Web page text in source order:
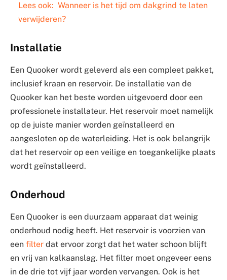
Lees ook: Wanneer is het tijd om dakgrind te laten
verwijderen?
Installatie
Een Quooker wordt geleverd als een compleet pakket,
inclusief kraan en reservoir. De installatie van de
Quooker kan het beste worden uitgevoerd door een
professionele installateur. Het reservoir moet namelijk
op de juiste manier worden geïnstalleerd en
aangesloten op de waterleiding. Het is ook belangrijk
dat het reservoir op een veilige en toegankelijke plaats
wordt geïnstalleerd.
Onderhoud
Een Quooker is een duurzaam apparaat dat weinig
onderhoud nodig heeft. Het reservoir is voorzien van
een filter dat ervoor zorgt dat het water schoon blijft
en vrij van kalkaanslag. Het filter moet ongeveer eens
in de drie tot vijf jaar worden vervangen. Ook is het